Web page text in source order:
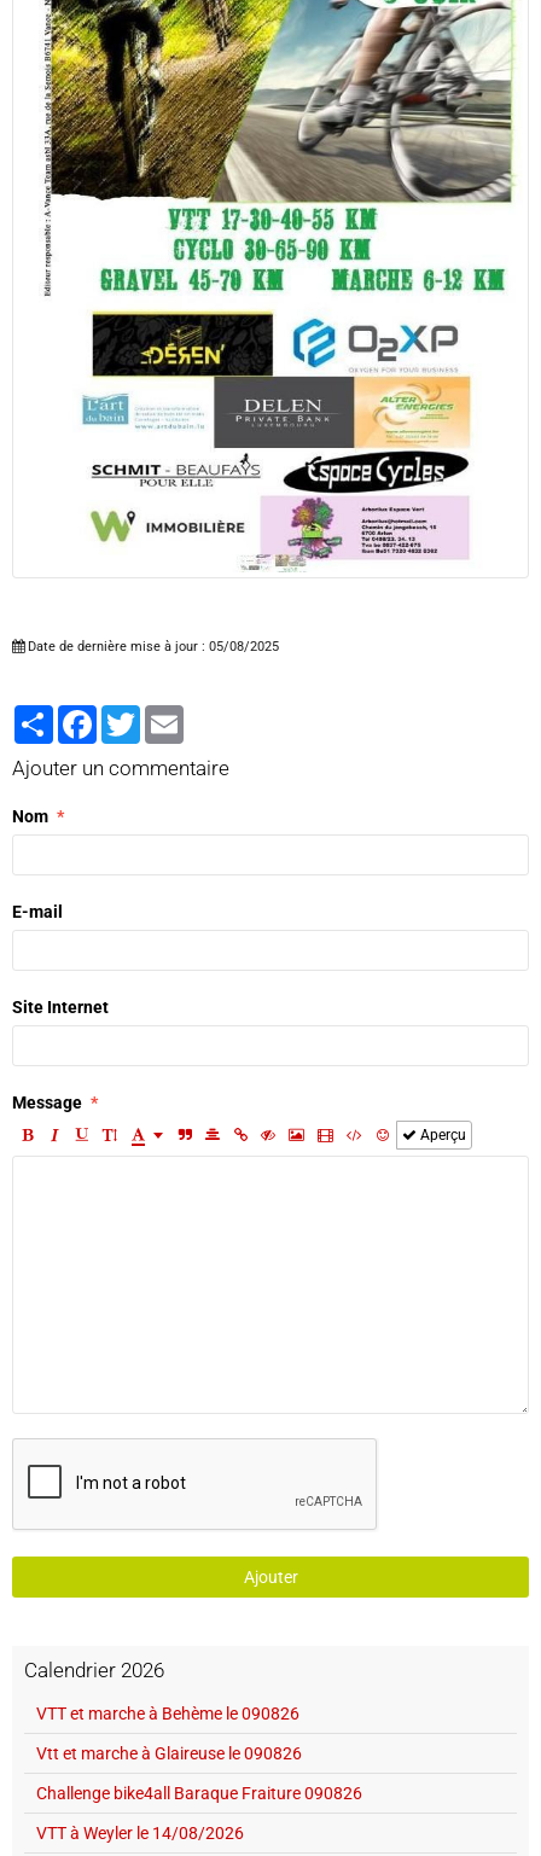
Date de dernière mise à jour : 05/08/2025
PartagerFacebook
Twitter
Ajouter un commentaire
Nom
E-mail
Site Internet
Message
Aperçu
Ajouter
Calendrier 2026
VTT et marche à Behème le 090826
Vtt et marche à Glaireuse le 090826
Challenge bike4all Baraque Fraiture 090826
VTT à Weyler le 14/08/2026